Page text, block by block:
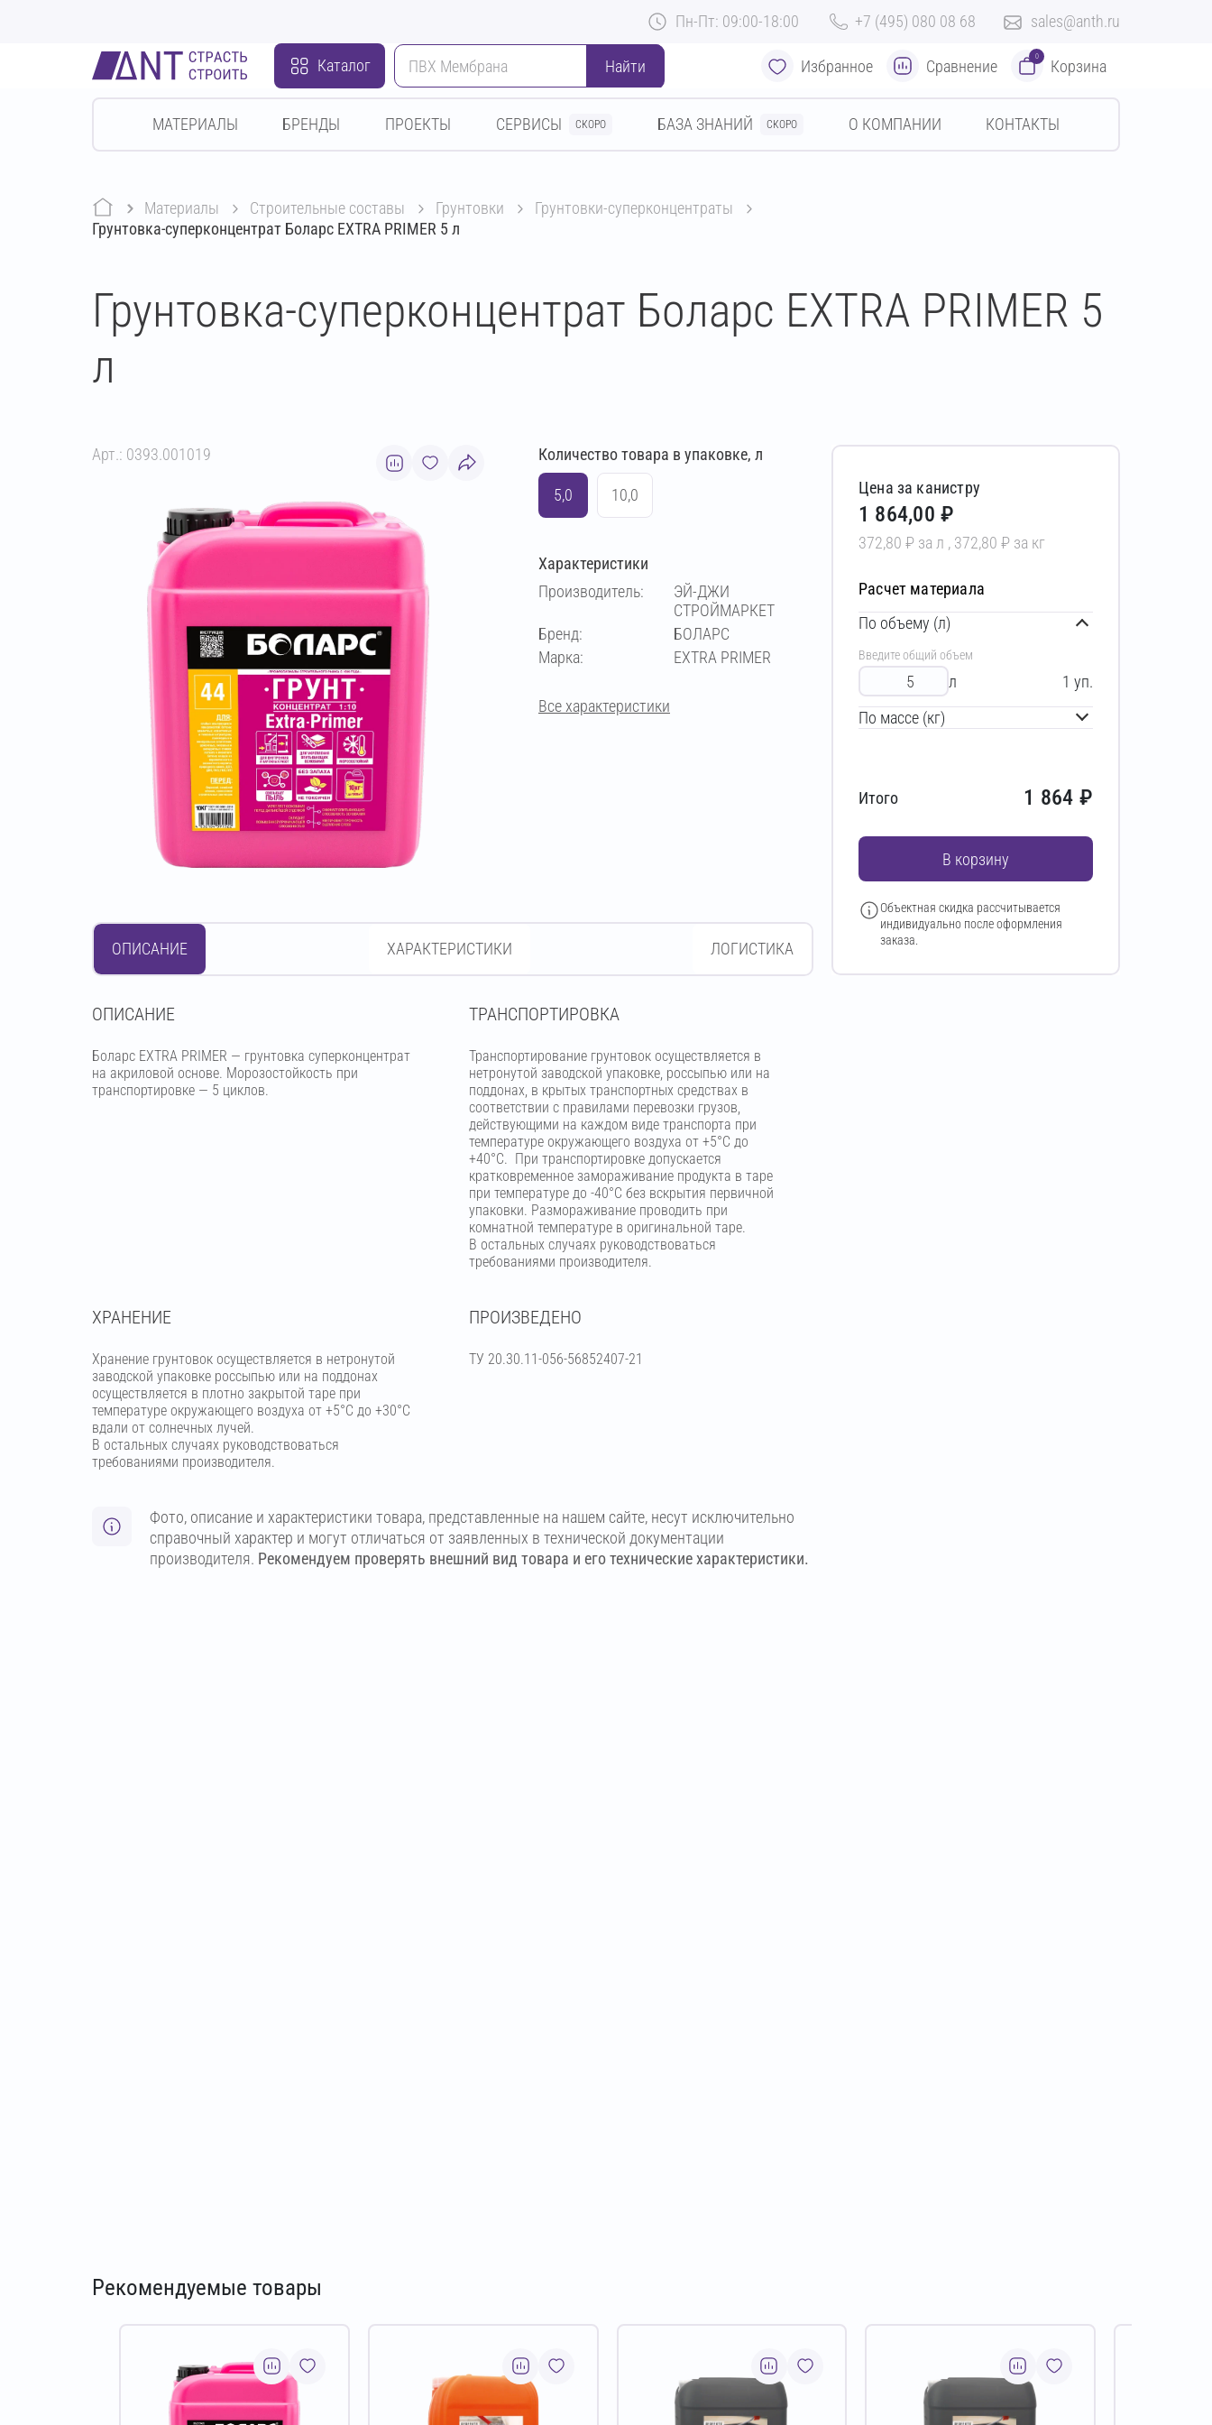
Пн-Пт: 09:00-18:00 +7 (495) 080 08 68 sales@anth.ru
Каталог Найти Избранное Сравнение
0
Корзина
МАТЕРИАЛЫ БРЕНДЫ ПРОЕКТЫ СЕРВИСЫ СКОРО БАЗА ЗНАНИЙ СКОРО О КОМПАНИИ КОНТАКТЫ
Материалы строительные составы грунтовки
грунтовки-суперконцентраты
Грунтовка-суперконцентрат Боларс EXTRA PRIMER 5 л
Грунтовка-суперконцентрат Боларс EXTRA PRIMER 5
л
Арт.: 0393.001019 Количество товара в упаковке, л
5,0 10,0
Характеристики
Производитель:
ЭЙ-ДЖИ
СТРОЙМАРКЕТ
Бренд:
БОЛАРС
Марка:
EXTRA PRIMER
Все характеристики
ОПИСАНИЕ ХАРАКТЕРИСТИКИ ЛОГИСТИКА
OПИСАНИЕ
Боларс EXTRA PRIMER — грунтовка суперконцентрат
на акриловой основе. Морозостойкость при
транспортировке — 5 циклов.
ТРАНСПОРТИРОВКА
Транспортирование грунтовок осуществляется в
нетронутой заводской упаковке, россыпью или на
поддонах, в крытых транспортных средствах в
соответствии с правилами перевозки грузов,
действующими на каждом виде транспорта при
температуре окружающего воздуха от +5°С до
+40°С. При транспортировке допускается
кратковременное замораживание продукта в таре
при температуре до -40°С без вскрытия первичной
упаковки. Размораживание проводить при
комнатной температуре в оригинальной таре.
В остальных случаях руководствоваться
требованиями производителя.
ХРАНЕНИЕ
Хранение грунтовок осуществляется в нетронутой
заводской упаковке россыпью или на поддонах
осуществляется в плотно закрытой таре при
температуре окружающего воздуха от +5°С до +30°С
вдали от солнечных лучей.
В остальных случаях руководствоваться
требованиями производителя.
ПРОИЗВЕДЕНО
ТУ 20.30.11-056-56852407-21
Фото, описание и характеристики товара, представленные на нашем сайте, несут исключительно
справочный характер и могут отличаться от заявленных в технической документации
производителя. Рекомендуем проверять внешний вид товара и его технические характеристики.
Цена за канистру
1 864,00 ₽
372,80 ₽ за л , 372,80 ₽ за кг
Расчет материала
По объему (л)
Введите общий объем
л 1 уп.
По массе (кг)
Итого 1 864 ₽
В корзину
Объектная скидка рассчитывается
индивидуально после оформления
заказа.
Рекомендуемые товары